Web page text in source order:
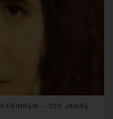
– 200 JAHRE